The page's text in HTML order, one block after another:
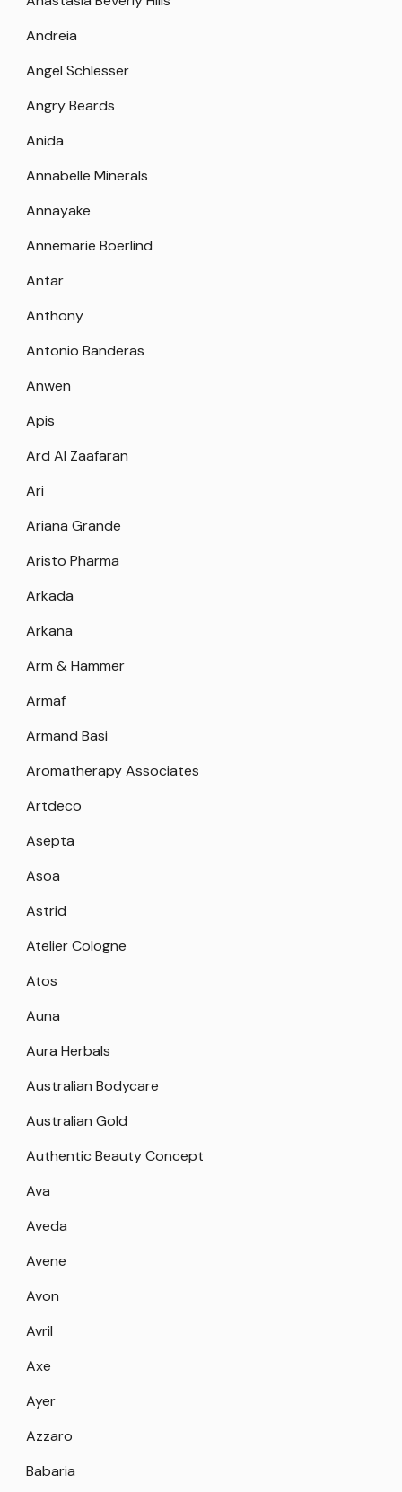
Andreia
Angel Schlesser
Angry Beards
Anida
Annabelle Minerals
Annayake
Annemarie Boerlind
Antar
Anthony
Antonio Banderas
Anwen
Apis
Ard Al Zaafaran
Ari
Ariana Grande
Aristo Pharma
Arkada
Arkana
Arm & Hammer
Armaf
Armand Basi
Aromatherapy Associates
Artdeco
Asepta
Asoa
Astrid
Atelier Cologne
Atos
Auna
Aura Herbals
Australian Bodycare
Australian Gold
Authentic Beauty Concept
Ava
Aveda
Avene
Avon
Avril
Axe
Ayer
Azzaro
Babaria